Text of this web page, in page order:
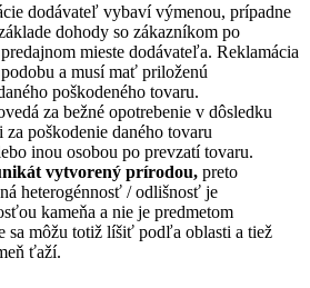
dodávateľ vybaví výmenou, prípadne
dohody so zákazníkom po
mieste dodávateľa. Reklamácia
a musí mať priloženú
poškodeného tovaru.
za bežné opotrebenie v dôsledku
poškodenie daného tovaru
inou osobou po prevzatí tovaru.
vytvorený prírodou, preto
heterogénnosť / odlišnosť je
kameňa a nie je predmetom
sa môžu totiž líšiť podľa oblasti a tiež
ťaží.